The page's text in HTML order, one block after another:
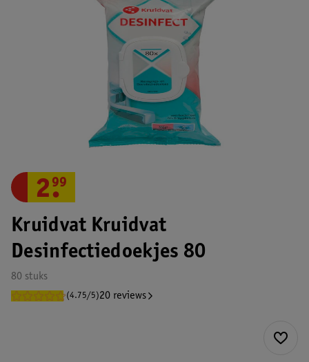
Kruidvat Kruidvat
Desinfectiedoekjes 80
80 stuks
(4.75/5)20 reviews
2.
99